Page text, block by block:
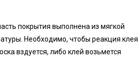
покрытия выполнена из мягкой
Необходимо, чтобы реакция клея
вздуется, либо клей возьмется